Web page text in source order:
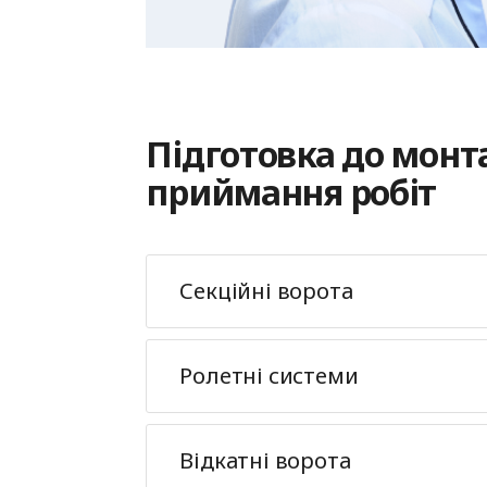
Підготовка до
приймання робіт
Секційні ворота
Ролетні системи
Відкатні ворота